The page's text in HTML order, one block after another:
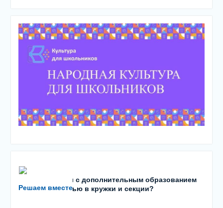
Решаем вместе
Есть проблемы с дополнительным образованием
детей? С записью в кружки и секции?